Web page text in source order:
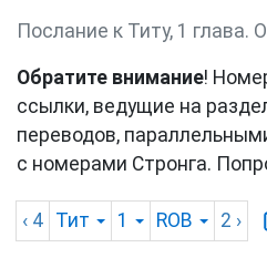
Послание к Титу, 1 глава.
Обратите внимание!
ссылки, ведущие на
переводов,
с номерами Стронга.
‹ 4 Тит 1 ROB 2 ›